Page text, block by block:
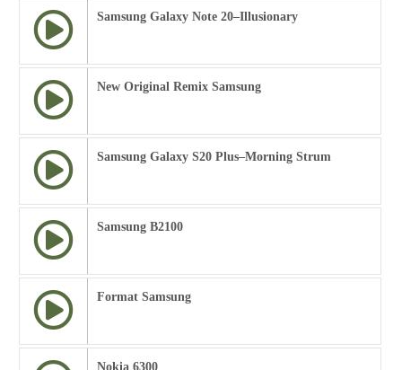
Samsung Galaxy Note 20–Illusionary
New Original Remix Samsung
Samsung Galaxy S20 Plus–Morning Strum
Samsung B2100
Format Samsung
Nokia 6300